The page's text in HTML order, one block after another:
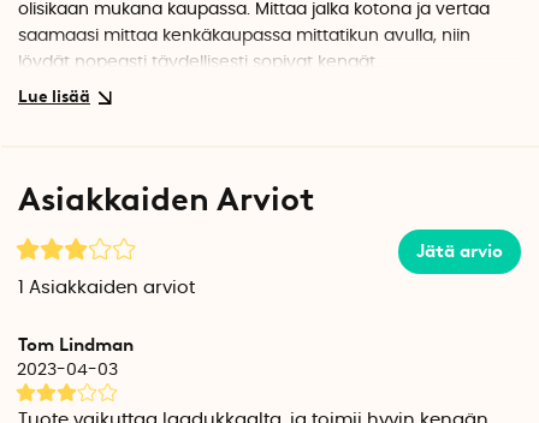
olisikaan mukana kaupassa. Mittaa jalka kotona ja vertaa
saamaasi mittaa kenkäkaupassa mittatikun avulla, niin
löydät nopeasti täydellisesti sopivat kengät.
Mittakeppi on musta.
Asiakkaiden Arviot
Jätä arvio
Asiakkaiden arviot
Tom Lindman
2023-04-03
Tuote vaikuttaa laadukkaalta, ja toimii hyvin kengän